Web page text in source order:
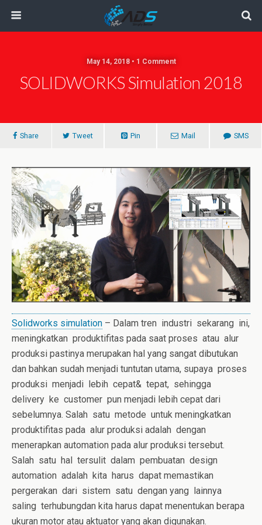
May 14, 2018 • 1 Comment
SOLIDWORKS Simulation 2018
Share Tweet Pin Mail SMS
Solidworks simulation – Dalam tren industri sekarang ini,
meningkatkan produktifitas pada saat proses atau alur
produksi pastinya merupakan hal yang sangat dibutukan
dan bahkan sudah menjadi tuntutan utama, supaya proses
produksi menjadi lebih cepat& tepat, sehingga
delivery ke customer pun menjadi lebih cepat dari
sebelumnya. Salah satu metode untuk meningkatkan
produktifitas pada alur produksi adalah dengan
menerapkan automation pada alur produksi tersebut.
Salah satu hal tersulit dalam pembuatan design
automation adalah kita harus dapat memastikan
pergerakan dari sistem satu dengan yang lainnya
saling terhubungdan kita harus dapat menentukan berapa
ukuran motor atau aktuator yang akan digunakan.